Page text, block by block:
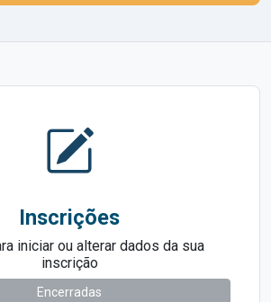
Inscrições
iniciar ou alterar dados da sua
inscrição
Encerradas